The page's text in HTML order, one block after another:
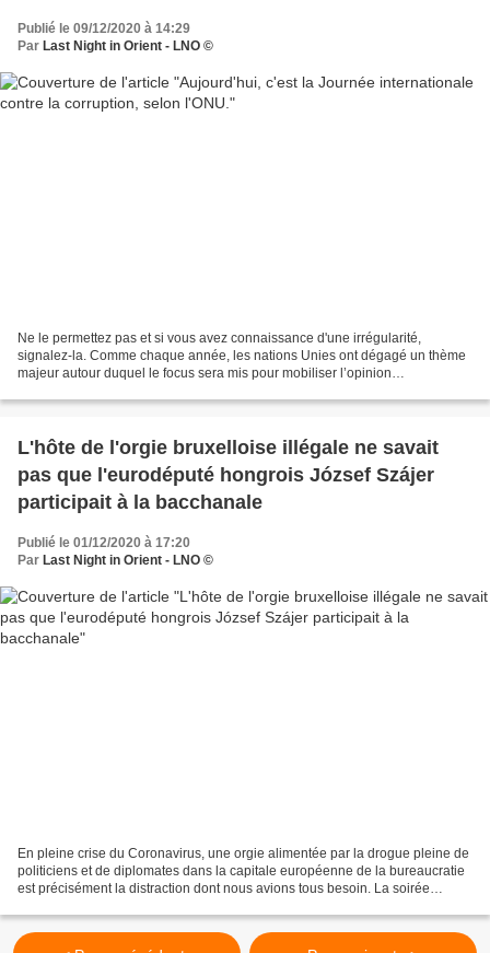
Publié le 09/12/2020 à 14:29
Par Last Night in Orient - LNO ©
Ne le permettez pas et si vous avez connaissance d'une irrégularité,
signalez-la. Comme chaque année, les nations Unies ont dégagé un thème
majeur autour duquel le focus sera mis pour mobiliser l’opinion
L'hôte de l'orgie bruxelloise illégale ne savait
pas que l'eurodéputé hongrois József Szájer
participait à la bacchanale
Publié le 01/12/2020 à 17:20
Par Last Night in Orient - LNO ©
En pleine crise du Coronavirus, une orgie alimentée par la drogue pleine de
politiciens et de diplomates dans la capitale européenne de la bureaucratie
est précisément la distraction dont nous avions tous besoin. La soirée